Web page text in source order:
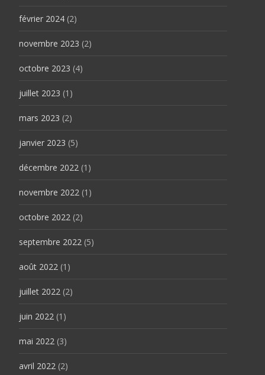
février 2024 (2)
novembre 2023 (2)
octobre 2023 (4)
juillet 2023 (1)
mars 2023 (2)
janvier 2023 (5)
décembre 2022 (1)
novembre 2022 (1)
octobre 2022 (2)
septembre 2022 (5)
août 2022 (1)
juillet 2022 (2)
juin 2022 (1)
mai 2022 (3)
avril 2022 (2)